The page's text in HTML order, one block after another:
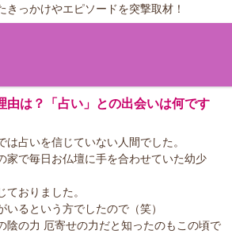
きっかけやエピソードを突撃取材！
由は？「占い」との出会いは何です
占いを信じていない人間でした。
家で毎日お仏壇に手を合わせていた幼少
ておりました。
るという方でしたので（笑）
陰の力 厄寄せの力だと知ったのもこの頃で